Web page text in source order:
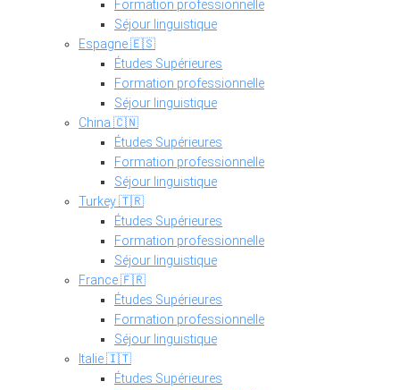
Formation professionnelle
Séjour linguistique
Espagne 🇪🇸
Études Supérieures
Formation professionnelle
Séjour linguistique
China 🇨🇳
Études Supérieures
Formation professionnelle
Séjour linguistique
Turkey 🇹🇷
Études Supérieures
Formation professionnelle
Séjour linguistique
France 🇫🇷
Études Supérieures
Formation professionnelle
Séjour linguistique
Italie 🇮🇹
Études Supérieures